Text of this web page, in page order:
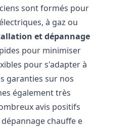
sont formés pour
à gaz ou
et dépannage
pour minimiser
pour s'adapter à
garanties sur nos
également très
avis positifs
chauffe e